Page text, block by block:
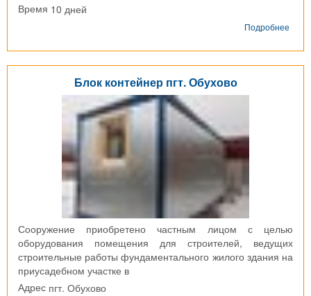
Время 10 дней
Подробнее
Блок контейнер пгт. Обухово
Сооружение приобретено частным лицом с целью
оборудования помещения для строителей, ведущих
строительные работы фундаментального жилого здания на
приусадебном участке в
Адрес пгт. Обухово